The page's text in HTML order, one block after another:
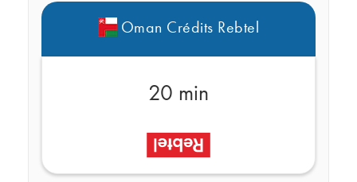
Oman Crédits Rebtel
20 min